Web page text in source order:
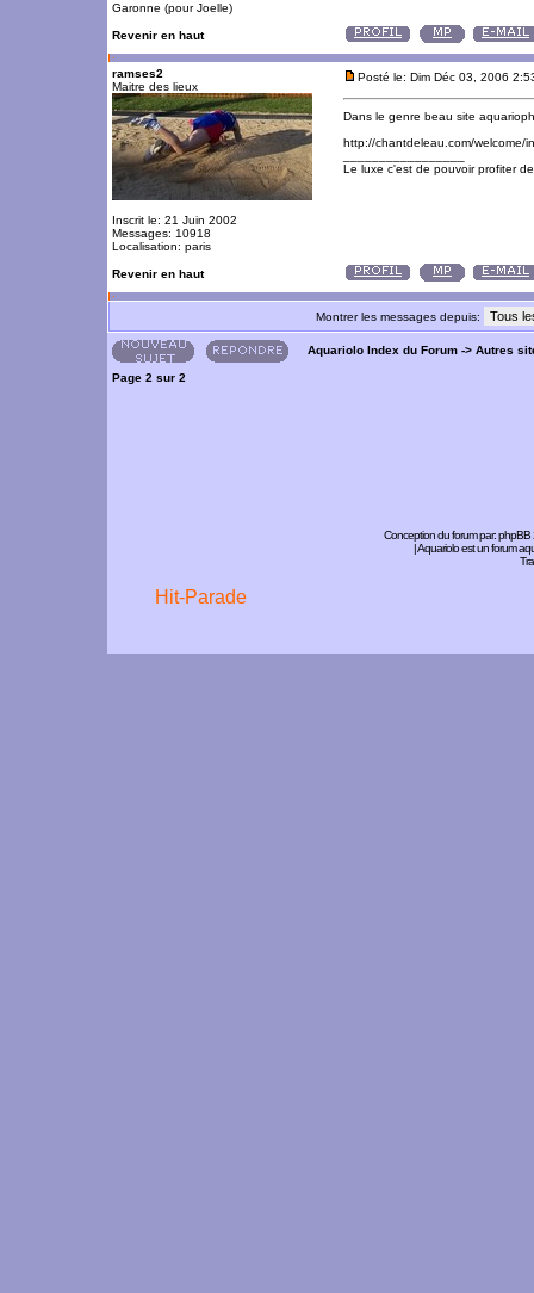
Garonne (pour Joelle)
Revenir en haut
ramses2
Maitre des lieux
Inscrit le: 21 Juin 2002
Messages: 10918
Localisation: paris
Posté le: Dim Déc 03, 2006
Dans le genre beau site
http://chantdeleau.com/welcome/
Le luxe c'est de pouvoir profiter
Revenir en haut
Montrer les messages depuis:
Aquariolo Index du Forum -> Autres
Page 2 sur 2
Conception du forum par:phpBB
| Aquariolo est un forum